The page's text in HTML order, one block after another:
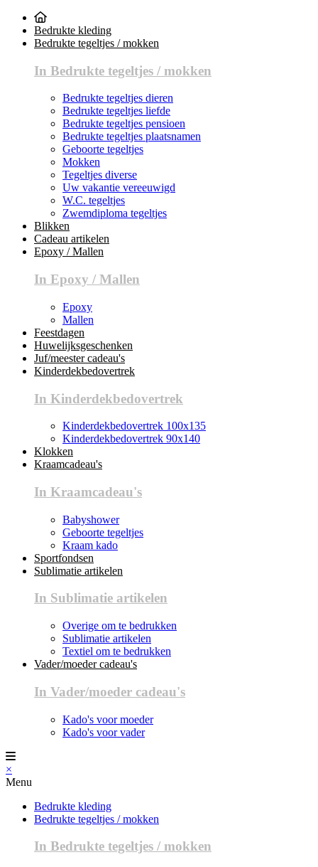
Bedrukte kleding
Bedrukte tegeltjes / mokken
In Bedrukte tegeltjes / mokken
Bedrukte tegeltjes dieren
Bedrukte tegeltjes liefde
Bedrukte tegeltjes pensioen
Bedrukte tegeltjes plaatsnamen
Geboorte tegeltjes
Mokken
Tegeltjes diverse
Uw vakantie vereeuwigd
W.C. tegeltjes
Zwemdiploma tegeltjes
Blikken
Cadeau artikelen
Epoxy / Mallen
In Epoxy / Mallen
Epoxy
Mallen
Feestdagen
Huwelijksgeschenken
Juf/meester cadeau's
Kinderdekbedovertrek
In Kinderdekbedovertrek
Kinderdekbedovertrek 100x135
Kinderdekbedovertrek 90x140
Klokken
Kraamcadeau's
In Kraamcadeau's
Babyshower
Geboorte tegeltjes
Kraam kado
Sportfondsen
Sublimatie artikelen
In Sublimatie artikelen
Overige om te bedrukken
Sublimatie artikelen
Textiel om te bedrukken
Vader/moeder cadeau's
In Vader/moeder cadeau's
Kado's voor moeder
Kado's voor vader
×
Menu
Bedrukte kleding
Bedrukte tegeltjes / mokken
In Bedrukte tegeltjes / mokken